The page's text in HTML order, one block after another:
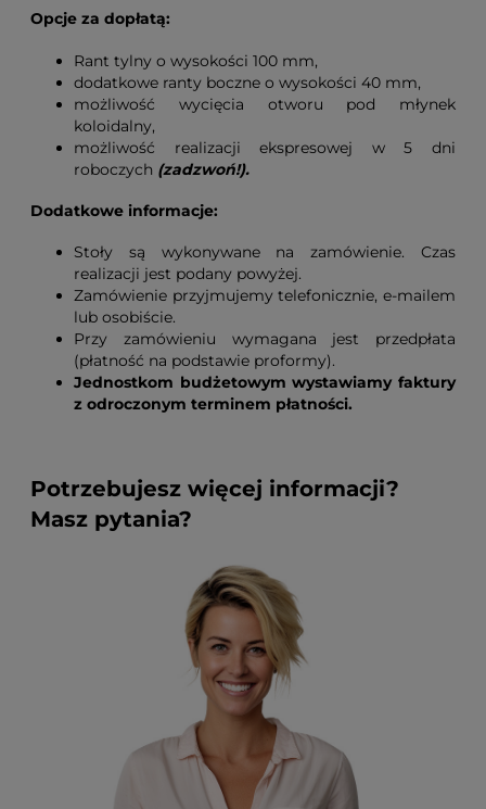
Opcje za dopłatą:
Rant tylny o wysokości 100 mm,
dodatkowe ranty boczne o wysokości 40 mm,
możliwość wycięcia otworu pod młynek
koloidalny,
możliwość realizacji ekspresowej w 5 dni
roboczych (zadzwoń!).
Dodatkowe informacje:
Stoły są wykonywane na zamówienie. Czas
realizacji jest podany powyżej.
Zamówienie przyjmujemy telefonicznie, e-mailem
lub osobiście.
Przy zamówieniu wymagana jest przedpłata
(płatność na podstawie proformy).
Jednostkom budżetowym wystawiamy faktury
z odroczonym terminem płatności.
Potrzebujesz więcej informacji?
Masz pytania?